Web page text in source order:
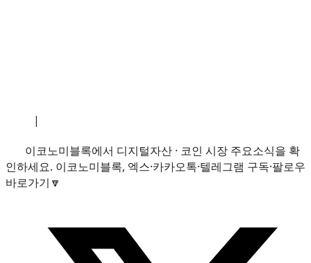
|
이코노미블록에서 디지털자산 · 코인 시장 주요소식을 확
인하세요. 이코노미블록, 엑스·카카오톡·텔레그램 구독·팔로우
바로가기🔽